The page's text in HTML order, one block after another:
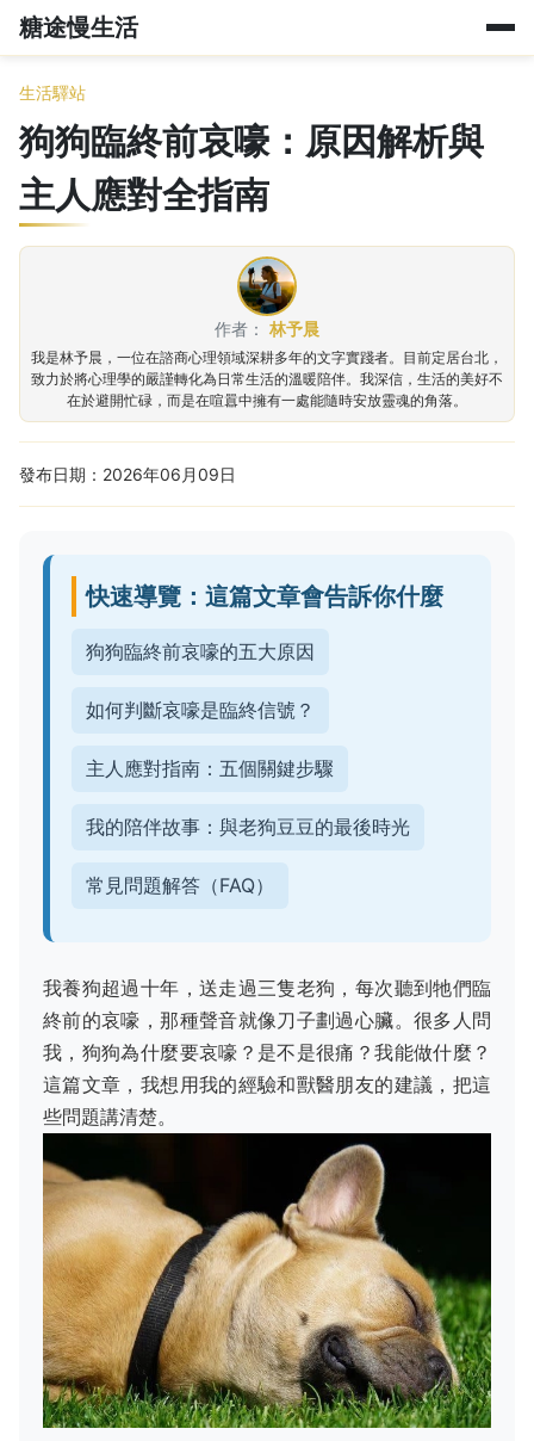
糖途慢生活
生活驛站
狗狗臨終前哀嚎：原因解析與
主人應對全指南
作者： 林予晨
我是林予晨，一位在諮商心理領域深耕多年的文字實踐者。目前定居台北，
致力於將心理學的嚴謹轉化為日常生活的溫暖陪伴。我深信，生活的美好不
在於避開忙碌，而是在喧囂中擁有一處能隨時安放靈魂的角落。
發布日期：2026年06月09日
快速導覽：這篇文章會告訴你什麼
狗狗臨終前哀嚎的五大原因
如何判斷哀嚎是臨終信號？
主人應對指南：五個關鍵步驟
我的陪伴故事：與老狗豆豆的最後時光
常見問題解答（FAQ）
我養狗超過十年，送走過三隻老狗，每次聽到牠們臨
終前的哀嚎，那種聲音就像刀子劃過心臟。很多人問
我，狗狗為什麼要哀嚎？是不是很痛？我能做什麼？
這篇文章，我想用我的經驗和獸醫朋友的建議，把這
些問題講清楚。